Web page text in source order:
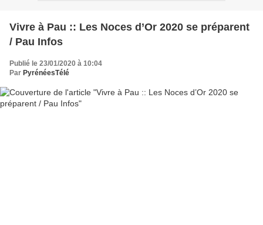
Vivre à Pau :: Les Noces d’Or 2020 se préparent
/ Pau Infos
Publié le 23/01/2020 à 10:04
Par PyrénéesTélé